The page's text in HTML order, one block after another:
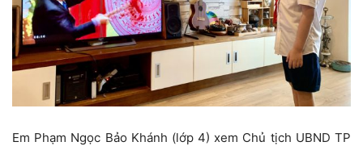
Em Phạm Ngọc Bảo Khánh (lớp 4) xem Chủ tịch UBND TP